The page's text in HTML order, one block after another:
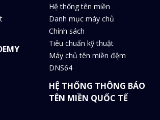
Hệ thống tên miền
Danh mục máy chủ
Chính sách
Tiêu chuẩn kỹ thuật
Máy chủ tên miền đệm
DNS64
HỆ THỐNG THÔNG BÁO
TÊN MIỀN QUỐC TẾ